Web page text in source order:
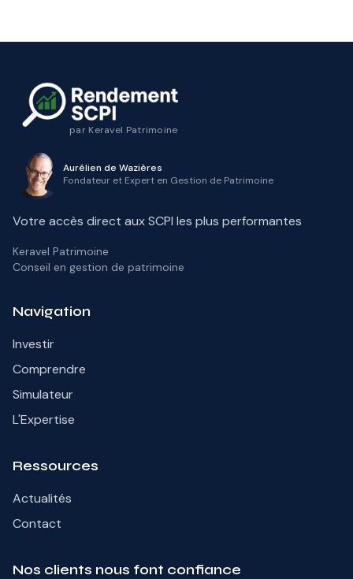
par Keravel Patrimoine
Aurélien de Wazières
Fondateur et Expert en Gestion de Patrimoine
Votre accès direct aux SCPI les plus performantes
Keravel Patrimoine
Conseil en gestion de patrimoine
Navigation
Investir
Comprendre
Simulateur
L'Expertise
Ressources
Actualités
Contact
Nos clients nous font confiance